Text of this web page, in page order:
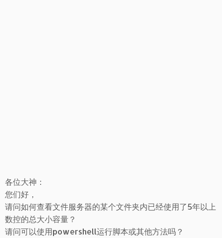
各位大神：
您们好，
请问如何查看文件服务器的某个文件夹内已经使用了5年以上
数控的总大小容量？
请问可以使用powershell运行脚本或其他方法吗？